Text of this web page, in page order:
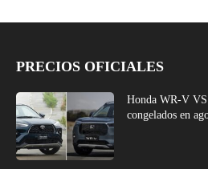
PRECIOS OFICIALES
Honda WR-V
congelados en